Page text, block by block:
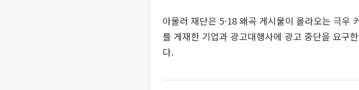
아울러 재단은 5·18 왜곡 게시물이 올라오는 극우
를 게재한 기업과 광고대행사에 광고 중단을 요구
다.